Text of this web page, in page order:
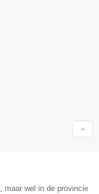
maar wel in de provincie